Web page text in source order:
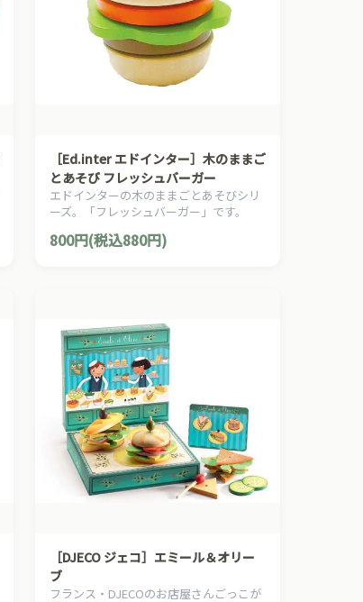
［Ed.inter エドインター］木のままご
とあそび フレッシュバーガー
エドインターの木のままごとあそびシリ
ーズ。「フレッシュバーガー」です。
800円(税込880円)
［DJECO ジェコ］エミール＆オリー
ブ
フランス・DJECOのお店屋さんごっこが